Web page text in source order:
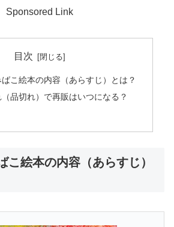
Sponsored Link
目次
こ絵本の内容（あらすじ）とは？
品切れ）で再販はいつになる？
こ絵本の内容（あらすじ）